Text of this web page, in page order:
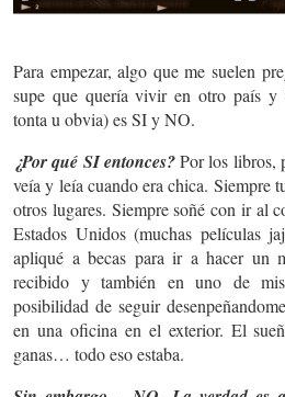
Para empezar, algo que me suelen
supe que quería vivir en otro país y
tonta u obvia) es SI y NO.
¿Por qué SI entonces?Por los libros,
veía y leía cuando era chica. Siempre
otros lugares. Siempre soñé con ir al
Estados Unidos (muchas películas
apliqué a becas para ir a hacer un
recibido y también en uno de
posibilidad de seguir
en una oficina en el exterior. El
ganas… todo eso estaba.